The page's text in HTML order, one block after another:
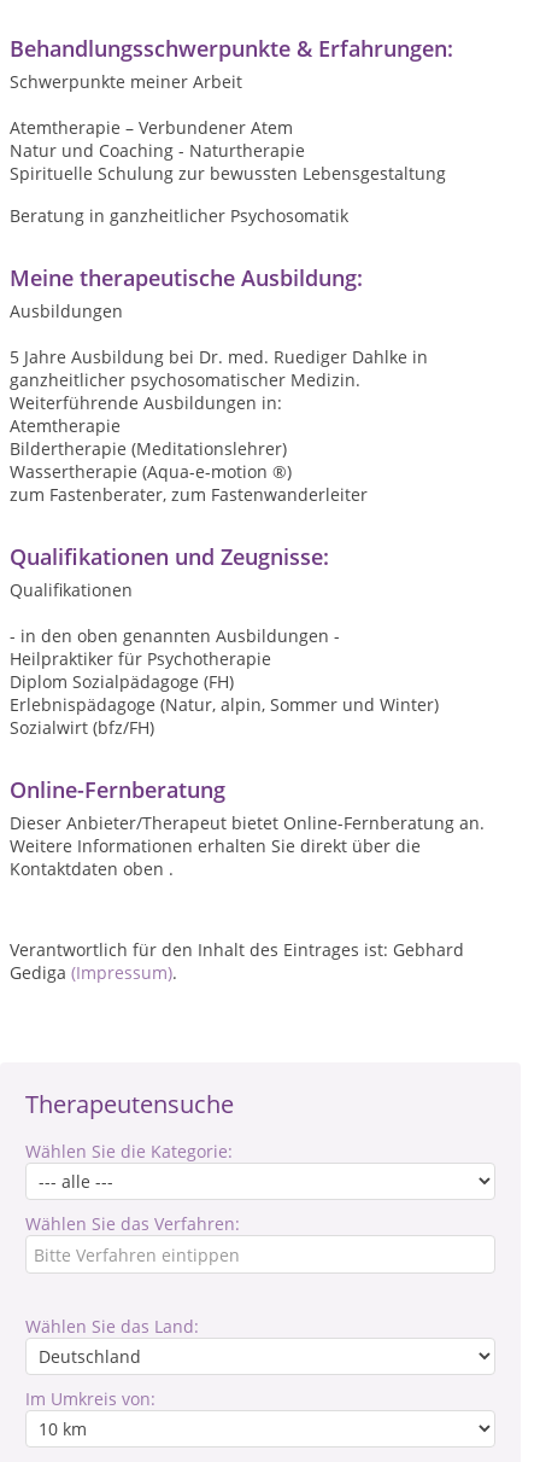
Therapeutensuche
Wählen Sie die Kategorie:
Wählen Sie das Verfahren:
Wählen Sie das Land:
Im Umkreis von:
Behandlungsschwerpunkte & Erfahrungen:
Schwerpunkte meiner Arbeit
Atemtherapie – Verbundener Atem
Natur und Coaching - Naturtherapie
Spirituelle Schulung zur bewussten Lebensgestaltung
Beratung in ganzheitlicher Psychosomatik
Meine therapeutische Ausbildung:
Ausbildungen
5 Jahre Ausbildung bei Dr. med. Ruediger Dahlke in
ganzheitlicher psychosomatischer Medizin.
Weiterführende Ausbildungen in:
Atemtherapie
Bildertherapie (Meditationslehrer)
Wassertherapie (Aqua-e-motion ®)
zum Fastenberater, zum Fastenwanderleiter
Qualifikationen und Zeugnisse:
Qualifikationen
- in den oben genannten Ausbildungen -
Heilpraktiker für Psychotherapie
Diplom Sozialpädagoge (FH)
Erlebnispädagoge (Natur, alpin, Sommer und Winter)
Sozialwirt (bfz/FH)
Online-Fernberatung
Dieser Anbieter/Therapeut bietet Online-Fernberatung an.
Weitere Informationen erhalten Sie direkt über die
Kontaktdaten oben .
Verantwortlich für den Inhalt des Eintrages ist: Gebhard
Gediga (Impressum).